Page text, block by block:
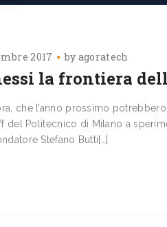
2017 by agoratech
la frontiera
che l’anno prossimo
del Politecnico di Milano a
Stefano Butti[…]